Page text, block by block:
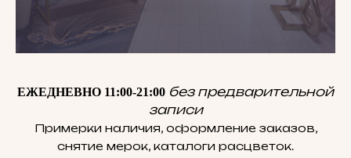
ЕЖЕДНЕВНО 11:00-21:00 без предварительной
записи
Примерки наличия, оформление заказов,
снятие мерок, каталоги расцветок.